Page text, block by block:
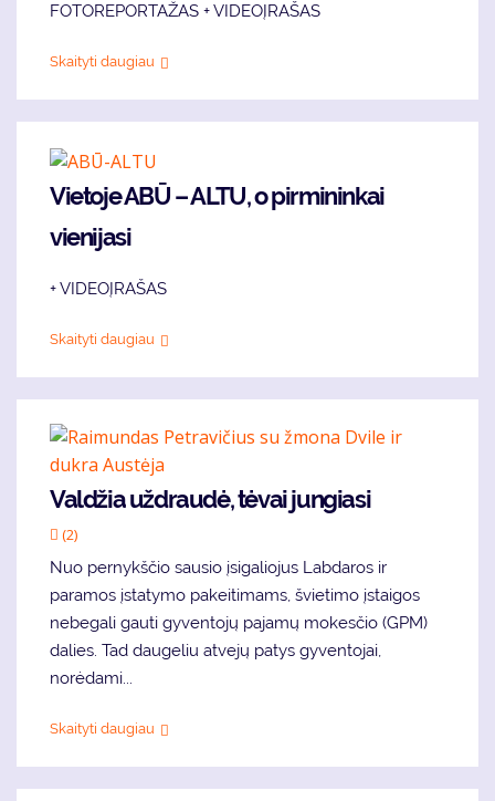
FOTOREPORTAŽAS + VIDEOĮRAŠAS
Skaityti daugiau
Vietoje ABŪ – ALTU, o pirmininkai
vienijasi
+ VIDEOĮRAŠAS
Skaityti daugiau
Valdžia uždraudė, tėvai jungiasi
(2)
Nuo pernykščio sausio įsigaliojus Labdaros ir
paramos įstatymo pakeitimams, švietimo įstaigos
nebegali gauti gyventojų pajamų mokesčio (GPM)
dalies. Tad daugeliu atvejų patys gyventojai,
norėdami...
Skaityti daugiau